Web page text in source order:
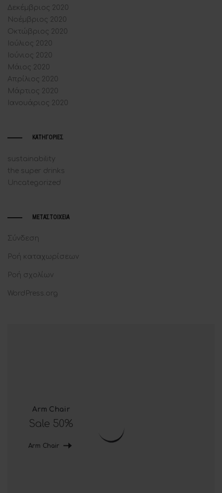
Δεκέμβριος 2020
Νοέμβριος 2020
Οκτώβριος 2020
Ιούλιος 2020
Ιούνιος 2020
Μάιος 2020
Απρίλιος 2020
Μάρτιος 2020
Ιανουάριος 2020
KΑΤΗΓΟΡΊΕΣ
sustainability
the super drinks
Uncategorized
ΜΕΤΑΣΤΟΙΧΕΊΑ
Σύνδεση
Ροή καταχωρίσεων
Ροή σχολίων
WordPress.org
Arm Chair
Sale 50%
Arm Chair